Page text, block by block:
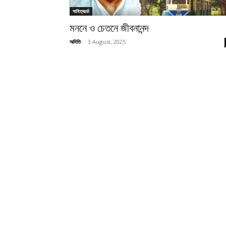
সাহিত্যচর্চা
মননে ও চেতনে জীবনানন্দ
অদিতি - 3 August, 2025